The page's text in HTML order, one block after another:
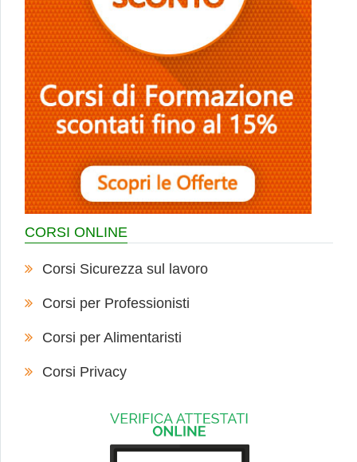
CORSI ONLINE
Corsi Sicurezza sul lavoro
Corsi per Professionisti
Corsi per Alimentaristi
Corsi Privacy